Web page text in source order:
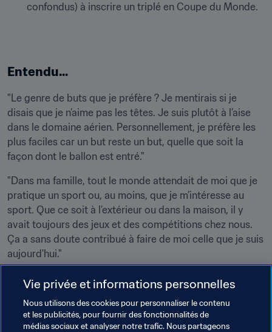
confondus) à inscrire un triplé en Coupe du Monde.
Entendu...
"Le genre de buts que je préfère ? Je mentirais si je
disais que je n’aime pas les têtes. Je suis plutôt à l’aise
dans le domaine aérien. Personnellement, je préfère les
plus faciles car un but reste un but, quelle que soit la
façon dont le ballon est entré."
"Dans ma famille, tout le monde attendait de moi que je
pratique un sport ou, au moins, que je m’intéresse au
sport. Que ce soit à l’extérieur ou dans la maison, il y
avait toujours des jeux et des compétitions chez nous.
Ça a sans doute contribué à faire de moi celle que je suis
aujourd'hui."
"J’aime me fixer des objectifs. Je les couche sur le papier
avant le début de la saison. Il y a un peu de tout : des
buts à court et à plus long terme. J’inclus toujours
quelques objectifs faciles car ça m’aide à garder le moral
Vie privée et informations personnelles
Nous utilisons des cookies pour personnaliser le contenu
et les publicités, pour fournir des fonctionnalités de
médias sociaux et analyser notre trafic. Nous partageons